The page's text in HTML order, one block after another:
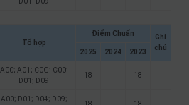
Tổ hợp
Điểm Chuẩn
Ghi
chú
2025 2024 2023
A00; A01; C0G; C00;
D01; D09
18 18
A00; D01; D04; D09;